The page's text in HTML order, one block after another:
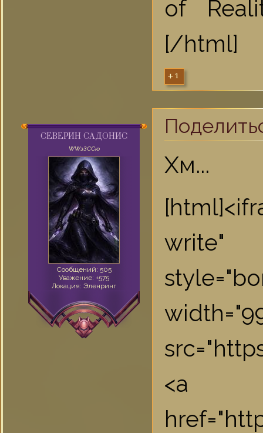
of
[/html]
+1
СЕВЕРИН САДОНИС
WWзЗССю
Сообщений: 505
Уважение: +575
Локация: Эленринг
Хм...
write"
<a